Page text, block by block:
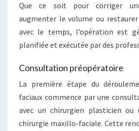
Que ce soit pour corriger
augmenter le volume ou
avec le temps, l’opération est
planifiée et exécutée par des
Consultation préopératoire
La première étape du
faciaux commence par une
avec un chirurgien plasticien ou
chirurgie maxillo-faciale. Cette